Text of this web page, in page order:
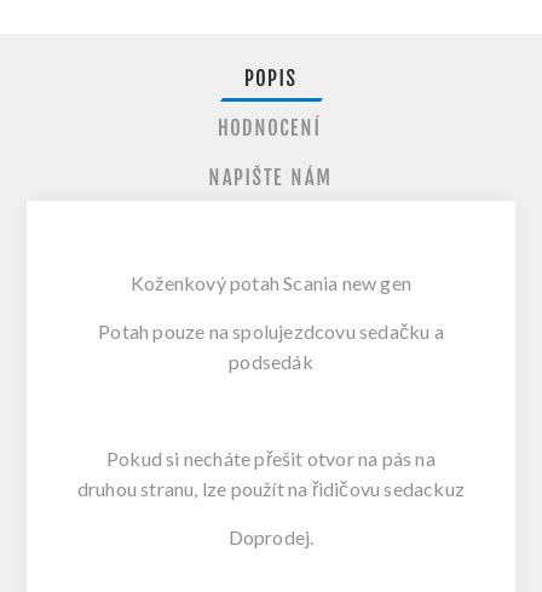
POPIS
HODNOCENÍ
NAPIŠTE NÁM
Koženkový potah Scania new gen
Potah pouze na spolujezdcovu sedačku a
podsedák
Pokud si necháte přešit otvor na pás na
druhou stranu, lze použít na řidičovu sedackuz
Doprodej.